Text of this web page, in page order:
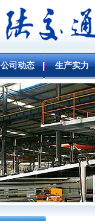
公司动态 生产实力